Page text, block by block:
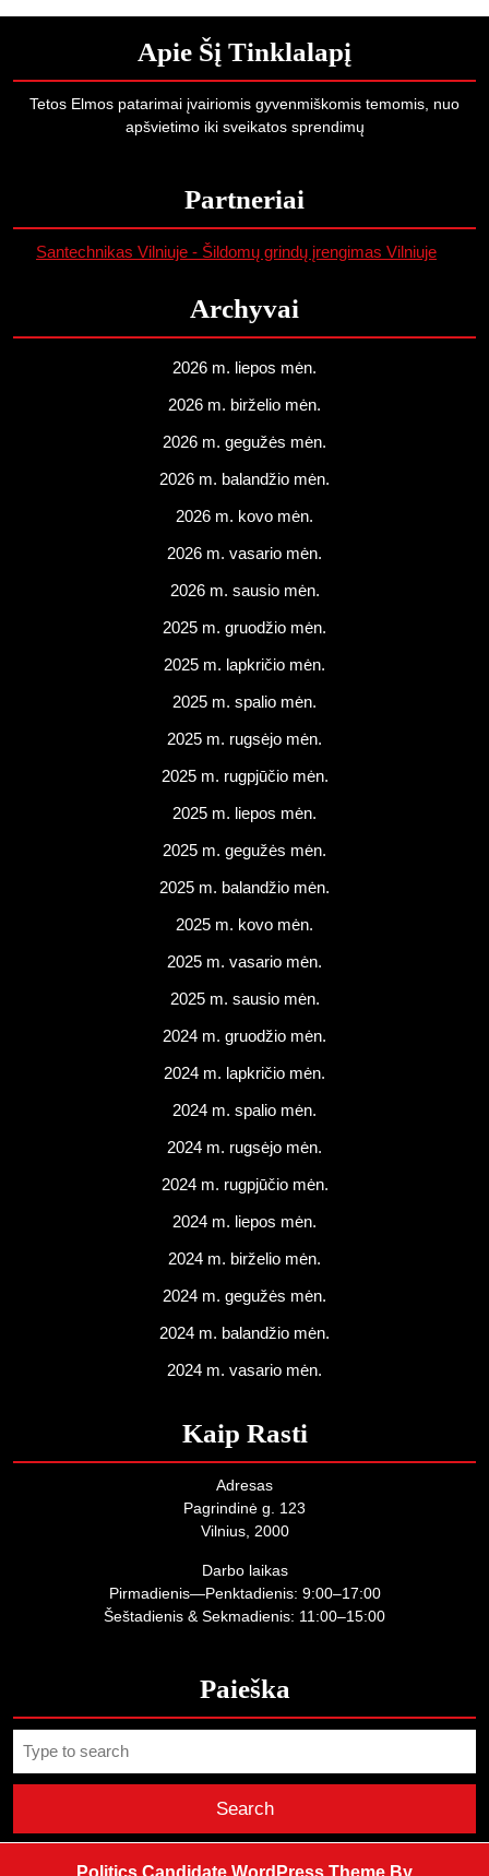
Apie Šį Tinklalapį
Tetos Elmos patarimai įvairiomis gyvenmiškomis temomis, nuo
apšvietimo iki sveikatos sprendimų
Partneriai
Santechnikas Vilniuje - Šildomų grindų įrengimas Vilniuje
Archyvai
2026 m. liepos mėn.
2026 m. birželio mėn.
2026 m. gegužės mėn.
2026 m. balandžio mėn.
2026 m. kovo mėn.
2026 m. vasario mėn.
2026 m. sausio mėn.
2025 m. gruodžio mėn.
2025 m. lapkričio mėn.
2025 m. spalio mėn.
2025 m. rugsėjo mėn.
2025 m. rugpjūčio mėn.
2025 m. liepos mėn.
2025 m. gegužės mėn.
2025 m. balandžio mėn.
2025 m. kovo mėn.
2025 m. vasario mėn.
2025 m. sausio mėn.
2024 m. gruodžio mėn.
2024 m. lapkričio mėn.
2024 m. spalio mėn.
2024 m. rugsėjo mėn.
2024 m. rugpjūčio mėn.
2024 m. liepos mėn.
2024 m. birželio mėn.
2024 m. gegužės mėn.
2024 m. balandžio mėn.
2024 m. vasario mėn.
Kaip Rasti
Adresas
Pagrindinė g. 123
Vilnius, 2000
Darbo laikas
Pirmadienis—Penktadienis: 9:00–17:00
Šeštadienis & Sekmadienis: 11:00–15:00
Paieška
for: